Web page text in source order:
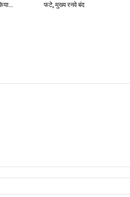
फटे, मुख्य रनवे बंद